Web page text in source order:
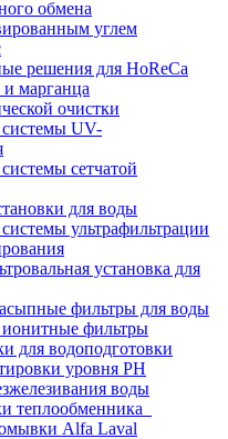
обмена
углем
решения для HoReCa
и марганца
очистки
UV-
сетчатой
для воды
ультрафильтрации
установка для
фильтры для воды
фильтры
для водоподготовки
уровня PH
воды
теплообменника
Alfa Laval